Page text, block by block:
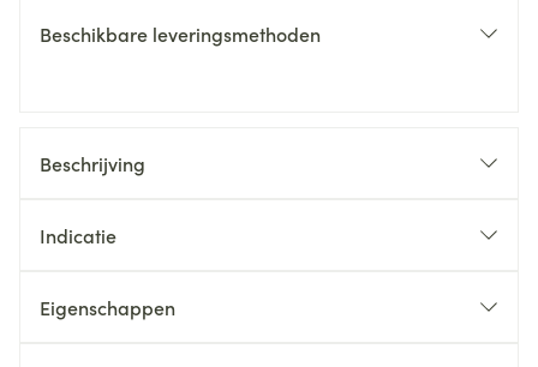
Beschikbare leveringsmethoden
Beschrijving
Indicatie
Eigenschappen